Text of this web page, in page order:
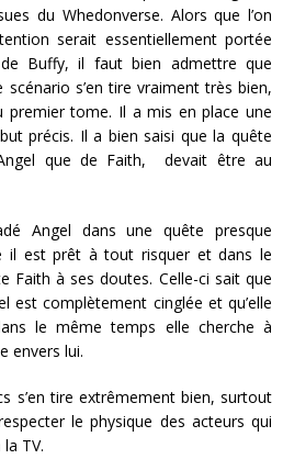
du Whedonverse. Alors que l’on
serait essentiellement portée
Buffy, il faut bien admettre que
scénario s’en tire vraiment très bien,
premier tome. Il a mis en place une
précis. Il a bien saisi que la quête
que de Faith, devait être au
Angel dans une quête presque
il est prêt à tout risquer et dans le
Faith à ses doutes. Celle-ci sait que
est complètement cinglée et qu’elle
le même temps elle cherche à
envers lui.
s’en tire extrêmement bien, surtout
le physique des acteurs qui
TV.